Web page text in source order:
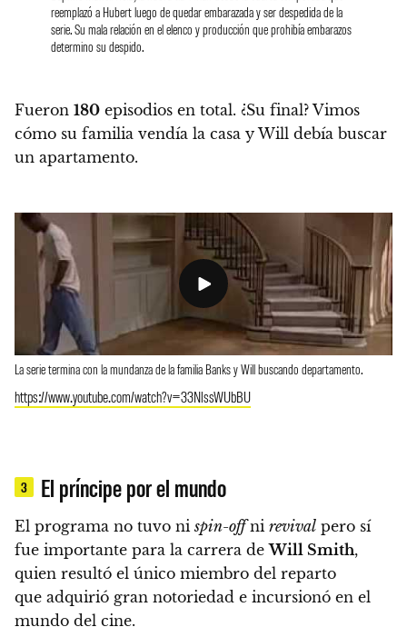
reemplazó a Hubert luego de quedar embarazada y ser despedida de la
serie. Su mala relación en el elenco y producción que prohibía embarazos
determino su despido.
Fueron 180 episodios​ en total. ¿Su final? Vimos
cómo su familia vendía la casa y Will debía buscar
un apartamento.
La serie termina con la mundanza de la familia Banks y Will buscando departamento.
https://www.youtube.com/watch?v=33NlssWUbBU
3 El príncipe por el mundo
El programa no tuvo nispin-offni revival pero sí
fue importante para la carrera deWill Smith,
quien resultó el único miembro del reparto
que adquirió gran notoriedad e incursionó en el
mundo del cine.